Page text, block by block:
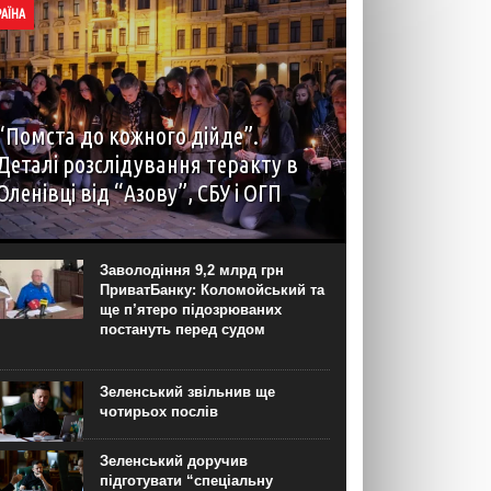
до кожного дійде”.
розслідування теракту в
від “Азову”, СБУ і ОГП
Наталія Терамае 28 липня рідні вцілілих
в Оленівці виступили із шокуючою
Мовляв, списки полонених у “бараці
де стався вибух, укладав полонений
корпусу. Заява...
Заволодіння 9,2 млрд грн
ПриватБанку: Коломойський та
ще п’ятеро підозрюваних
постануть перед судом
Зеленський звільнив ще
чотирьох послів
Зеленський доручив
підготувати “спеціальну